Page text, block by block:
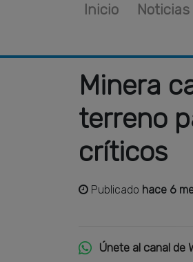
Inicio Noticias
Minera
terreno
críticos
Publicado hace 6
Únete al canal de